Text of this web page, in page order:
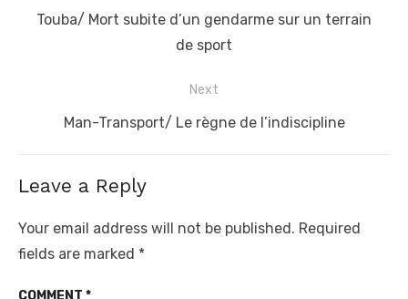
navigation
Previous
Touba/ Mort subite d’un gendarme sur un terrain
de sport
Next
Next
Man-Transport/ Le règne de l’indiscipline
Leave a Reply
Your email address will not be published. Required
fields are marked *
COMMENT *